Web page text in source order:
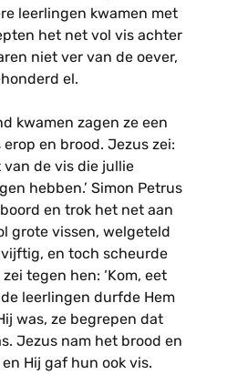
leerlingen kwamen met
het net vol vis achter
niet ver van de oever,
el.
kwamen zagen ze een
en brood. Jezus zei:
van de vis die jullie
hebben.’ Simon Petrus
en trok het net aan
grote vissen, welgeteld
en toch scheurde
tegen hen: ‘Kom, eet
de leerlingen durfde Hem
was, ze begrepen dat
Jezus nam het brood en
Hij gaf hun ook vis.